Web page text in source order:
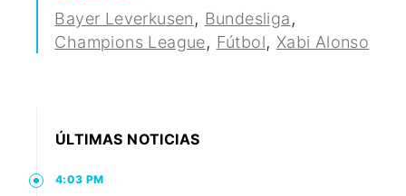
Bayer Leverkusen, Bundesliga,
Champions League, Fútbol, Xabi Alonso
ÚLTIMAS NOTICIAS
4:03 PM